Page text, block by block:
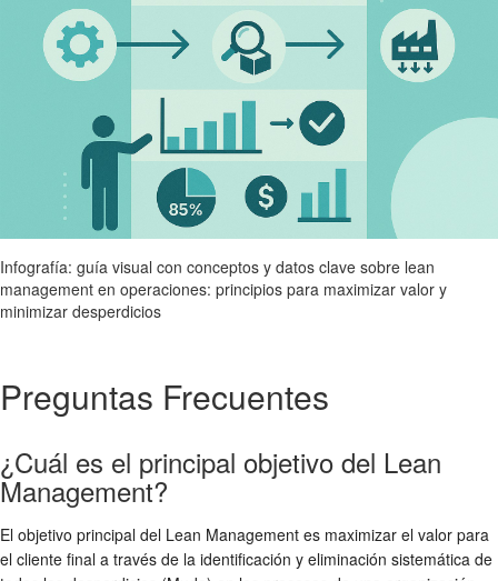
Infografía: guía visual con conceptos y datos clave sobre lean
management en operaciones: principios para maximizar valor y
minimizar desperdicios
Preguntas Frecuentes
¿Cuál es el principal objetivo del Lean
Management?
El objetivo principal del Lean Management es maximizar el valor para
el cliente final a través de la identificación y eliminación sistemática de